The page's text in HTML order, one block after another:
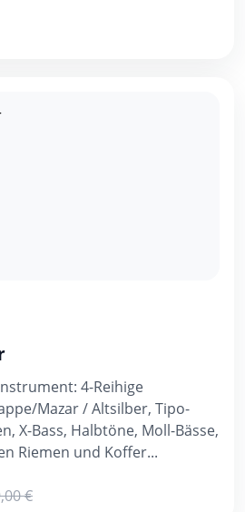
4-Reihige
Mazar / Altsilber, Tipo-
X-Bass, Halbtöne, Moll-Bässe,
Riemen und Koffer...
€